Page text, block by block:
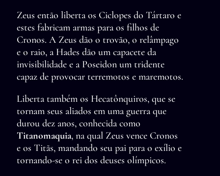
Zeus então liberta os Ciclopes do Tártaro e
estes fabricam armas para os filhos de
Cronos. A Zeus dão o trovão, o relâmpago
e o raio, a Hades dão um capacete da
invisibilidade e a Poseidon um tridente
capaz de provocar terremotos e maremotos.
Liberta também os Hecatônquiros, que se
tornam seus aliados em uma guerra que
durou dez anos, conhecida como
Titanomaquia, na qual Zeus vence Cronos
e os Titãs, mandando seu pai para o exílio e
tornando-se o rei dos deuses olímpicos.